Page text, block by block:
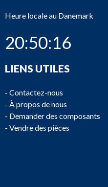
Heure locale au Danemark
20:50:16
LIENS UTILES
- Contactez-nous
- À propos de nous
- Demander des composants
- Vendre des pièces